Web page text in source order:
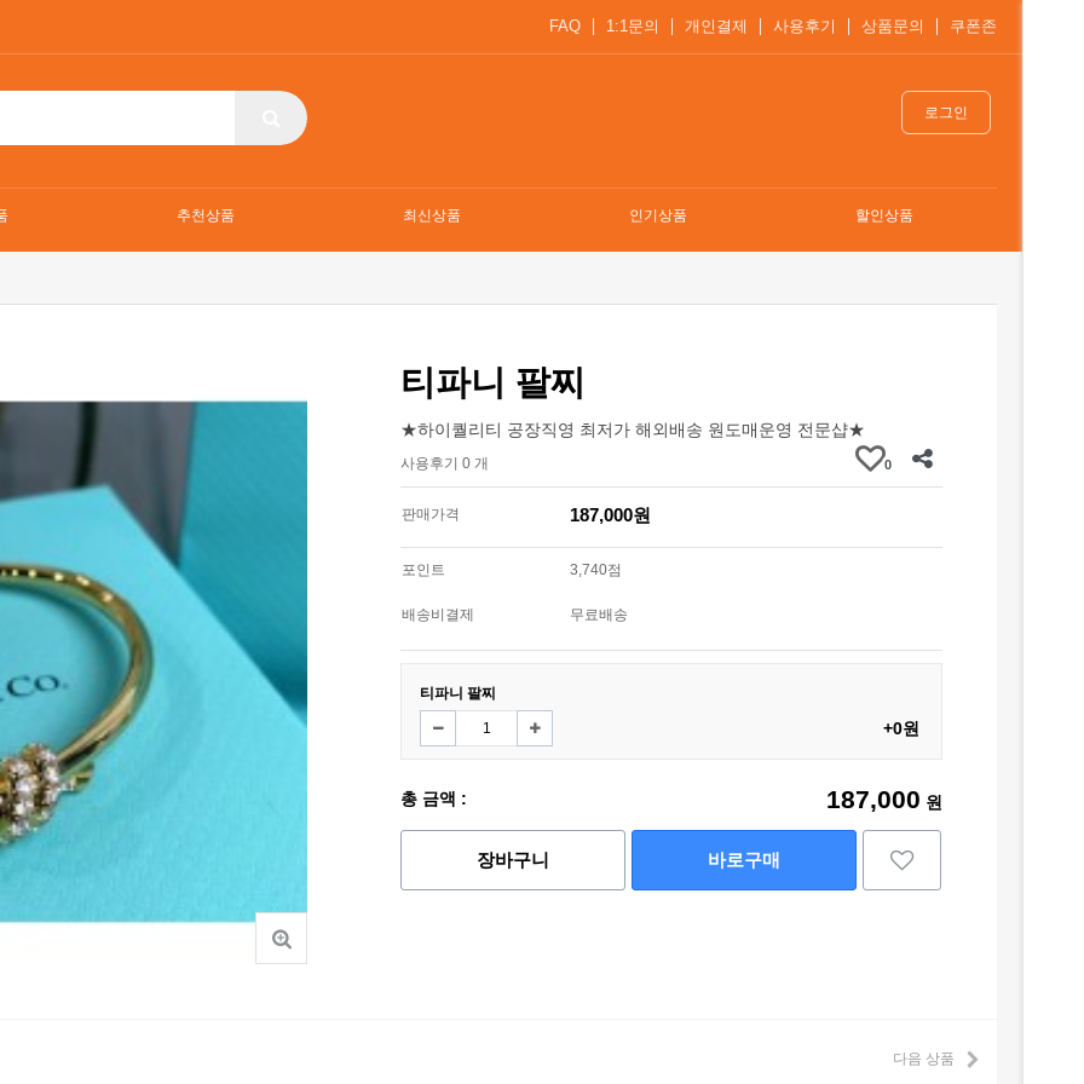
FAQ 1:1문의 개인결제 사용후기 상품문의 쿠폰존
로그인
추천상품 최신상품 인기상품 할인상품
티파니 팔찌
★하이퀄리티 공장직영 최저가 해외배송 원도매운영 전문샵★
사용후기 0 개 0
판매가격 187,000원
포인트 3,740점
배송비결제 무료배송
티파니 팔찌
+0원
총 금액 : 187,000 원
장바구니 바로구매
다음 상품